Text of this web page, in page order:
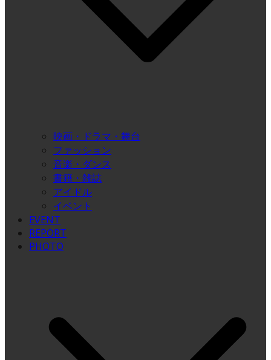
映画・ドラマ・舞台
ファッション
音楽・ダンス
書籍・雑誌
アイドル
イベント
EVENT
REPORT
PHOTO